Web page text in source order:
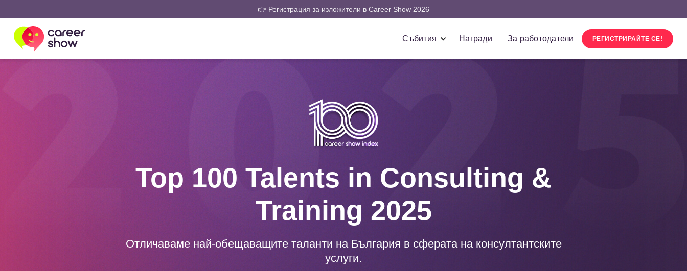
👉 Регистрация за изложители в Career Show 2026
Събития Награди За работодатели РЕГИСТРИРАЙТЕ СЕ!
Top 100 Talents in Consulting &
Training 2025
Отличаваме най-обещаващите таланти на България в сферата на консултантските
услуги.